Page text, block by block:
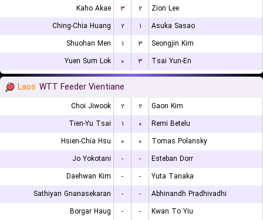
Kaho Akae
۳ ۲
Zion Lee
Ching-Chia Huang
۲ ۱
Asuka Sasao
Shuohan Men
۱ ۳
Seongjin Kim
Yuen Sum Lok
۰ ۳ Tsai Yun-En
Laos WTT Feeder Vientiane
Choi Jiwook ۲ ۲
Gaon Kim
Tien-Yu Tsai
۱ ۰
Remi Betelu
Hsien-Chia Hsu
۰ ۰
Tomas Polansky
Jo Yokotani
- -
Esteban Dorr
Daehwan Kim
- -
Yuta Tanaka
Sathiyan Gnanasekaran
- -
Abhinandh Pradhivadhi
Borgar Haug
- - Kwan To Yiu